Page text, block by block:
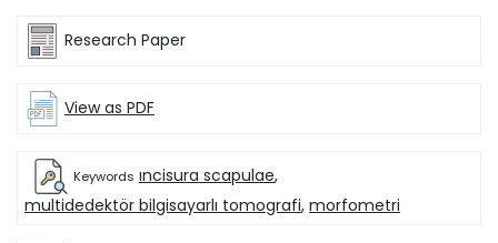
Research Paper
View as PDF
Keywords ıncisura scapulae,
multidedektör bilgisayarlı tomografi, morfometri